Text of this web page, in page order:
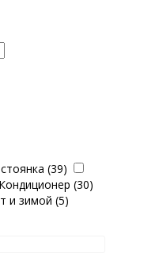
(39)
Кондиционер (30)
и зимой (5)